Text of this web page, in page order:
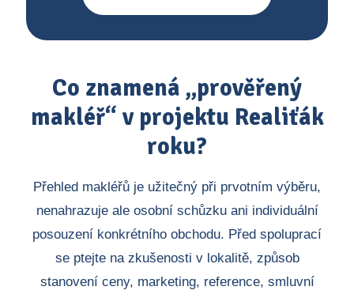
Co znamená „prověřený
makléř“ v projektu Realiťák
roku?
Přehled makléřů je užitečný při prvotním výběru,
nenahrazuje ale osobní schůzku ani individuální
posouzení konkrétního obchodu. Před spoluprací
se ptejte na zkušenosti v lokalitě, způsob
stanovení ceny, marketing, reference, smluvní